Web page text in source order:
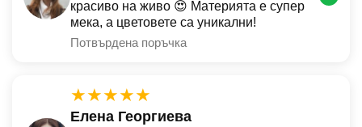
красиво на живо 😍 Материята е супер
мека, а цветовете са уникални!
Потвърдена поръчка
★★★★★
Елена Георгиева